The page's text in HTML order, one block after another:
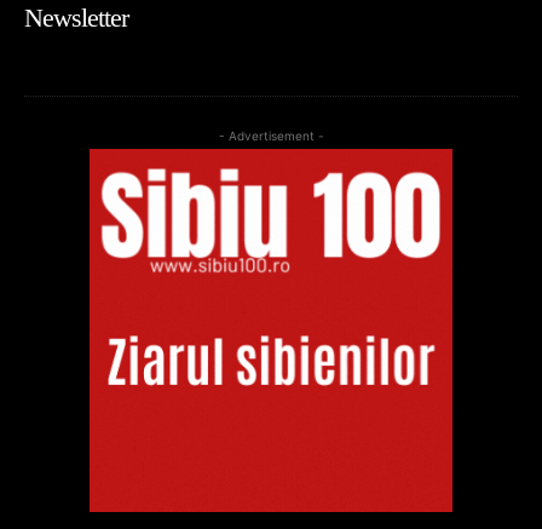
Newsletter
- Advertisement -